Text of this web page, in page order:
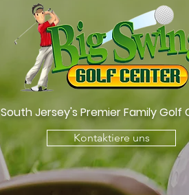
South Jersey's Premier Family Golf
Kontaktiere uns